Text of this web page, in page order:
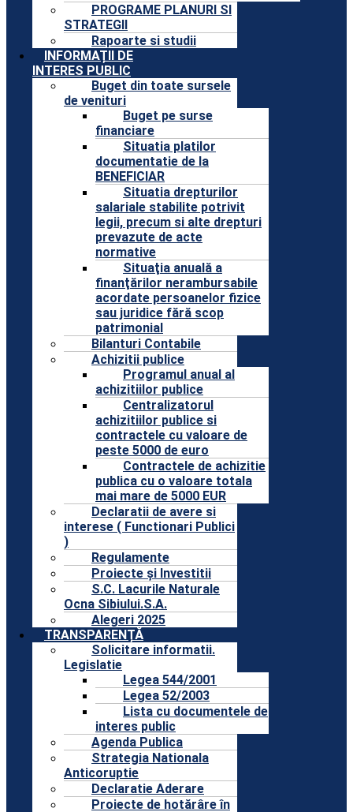
PROGRAME PLANURI SI
STRATEGII
Rapoarte si studii
INFORMAȚII DE
INTERES PUBLIC
Buget din toate sursele
de venituri
Buget pe surse
financiare
Situatia platilor
documentatie de la
BENEFICIAR
Situatia drepturilor
salariale stabilite potrivit
legii, precum si alte drepturi
prevazute de acte
normative
Situaţia anuală a
finanţărilor nerambursabile
acordate persoanelor fizice
sau juridice fără scop
patrimonial
Bilanturi Contabile
Achizitii publice
Programul anual al
achizitiilor publice
Centralizatorul
achizitiilor publice si
contractele cu valoare de
peste 5000 de euro
Contractele de achizitie
publica cu o valoare totala
mai mare de 5000 EUR
Declaratii de avere si
interese ( Functionari Publici
)
Regulamente
Proiecte și Investitii
S.C. Lacurile Naturale
Ocna Sibiului.S.A.
Alegeri 2025
TRANSPARENȚĂ
Solicitare informatii.
Legislatie
Legea 544/2001
Legea 52/2003
Lista cu documentele de
interes public
Agenda Publica
Strategia Nationala
Anticoruptie
Declaratie Aderare
Proiecte de hotărâre în